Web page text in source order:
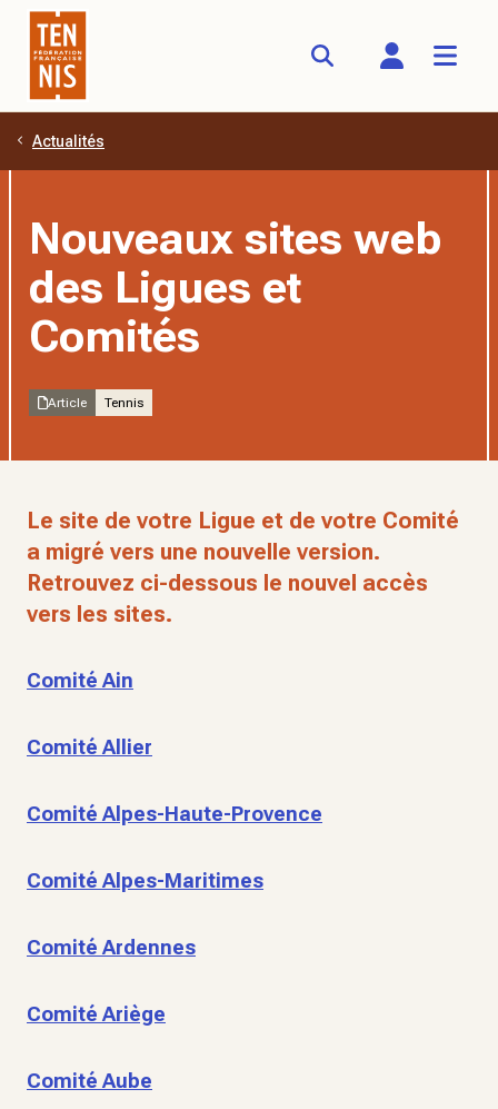
Aller au contenu principal
Actualités
Nouveaux sites web
des Ligues et
Comités
Article Tennis
Le site de votre Ligue et de votre Comité
a migré vers une nouvelle version.
Retrouvez ci-dessous le nouvel accès
vers les sites.
Comité Ain
Comité Allier
Comité Alpes-Haute-Provence
Comité Alpes-Maritimes
Comité Ardennes
Comité Ariège
Comité Aube